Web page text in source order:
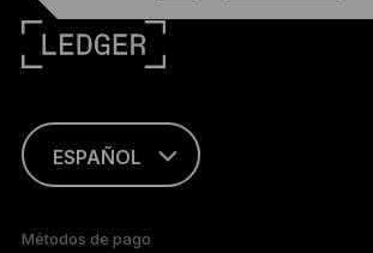
ESPAÑOL
Métodos de pago